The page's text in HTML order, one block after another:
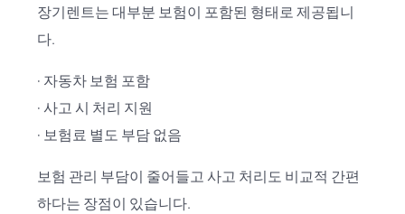
장기렌트는 대부분 보험이 포함된 형태로 제공됩니
다.
· 자동차 보험 포함
· 사고 시 처리 지원
· 보험료 별도 부담 없음
보험 관리 부담이 줄어들고 사고 처리도 비교적 간편
하다는 장점이 있습니다.